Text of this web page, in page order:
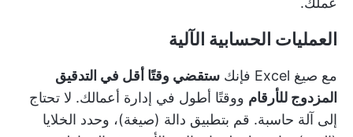
العمليات الحسابية الآلية
مع صيغ Excel فإنك ستقضي وقتًا أقل في التدقيق
المزدوج للأرقام ووقتًا أطول في إدارة أعمالك. لا تحتاج
إلى آلة حاسبة. قم بتطبيق دالة (صيغة)، وحدد الخلايا